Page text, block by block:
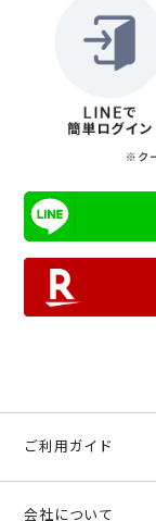
ご利用ガイド
会社について